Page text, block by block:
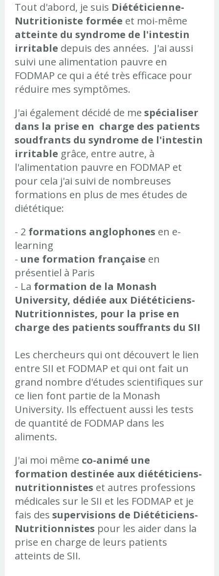
Tout d'abord, je suis Diététicienne-
Nutritioniste formée et moi-même
atteinte du syndrome de l'intestin
irritable depuis des années. J'ai aussi
suivi une alimentation pauvre en
FODMAP ce qui a été très efficace pour
réduire mes symptômes.
J'ai également décidé de me spécialiser
dans la prise en charge des patients
soudfrants du syndrome de l'intestin
irritable grâce, entre autre, à
l'alimentation pauvre en FODMAP et
pour cela j'ai suivi de nombreuses
formations en plus de mes études de
diététique:
- 2 formations anglophones en e-
learning
- une formation française en
présentiel à Paris
- La formation de la Monash
University, dédiée aux Diététiciens-
Nutritionnistes, pour la prise en
charge des patients souffrants du SII
Les chercheurs qui ont découvert le lien
entre SII et FODMAP et qui ont fait un
grand nombre d'études scientifiques sur
ce lien font partie de la Monash
University. Ils effectuent aussi les tests
de quantité de FODMAP dans les
aliments.
J'ai moi même co-animé une
formation destinée aux diététiciens-
nutritionnistes et autres professions
médicales sur le SII et les FODMAP et je
fais des supervisions de Diététiciens-
Nutritionnistes pour les aider dans la
prise en charge de leurs patients
atteints de SII.